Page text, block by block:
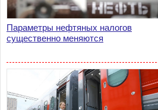
Параметры нефтяных налогов
существенно меняются